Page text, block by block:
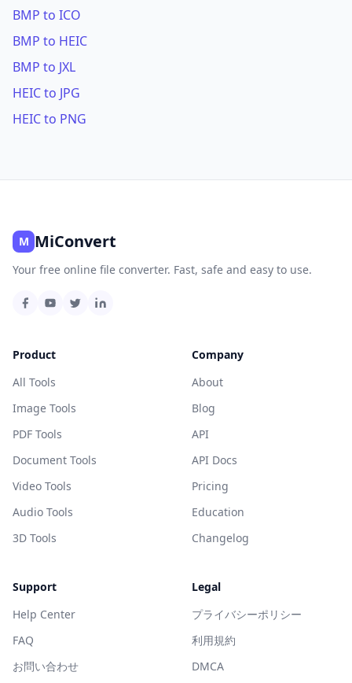
BMP to ICO
BMP to HEIC
BMP to JXL
HEIC to JPG
HEIC to PNG
M MiConvert
Your free online file converter. Fast, safe and easy to use.
Product
All Tools
Image Tools
PDF Tools
Document Tools
Video Tools
Audio Tools
3D Tools
Company
About
Blog
API
API Docs
Pricing
Education
Changelog
Support
Help Center
FAQ
お問い合わせ
Legal
プライバシーポリシー
利用規約
DMCA